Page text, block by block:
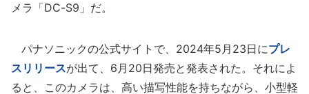
メラ「DC-S9」だ。
パナソニックの公式サイトで、2024年5月23日にプレ
スリリースが出て、6月20日発売と発表された。それによ
ると、このカメラは、高い描写性能を持ちながら、小型軽